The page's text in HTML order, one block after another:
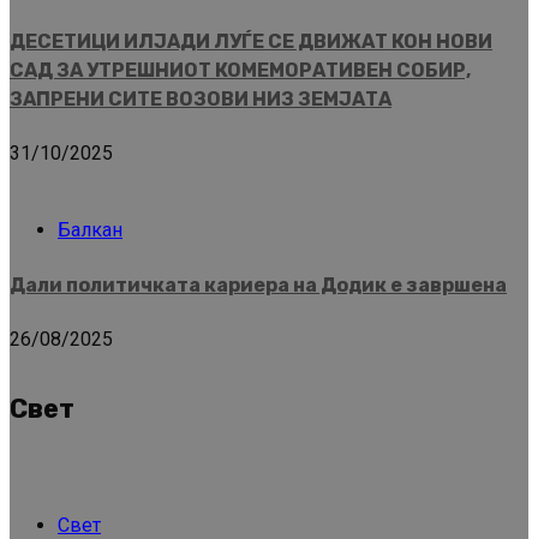
ДЕСЕТИЦИ ИЛЈАДИ ЛУЃЕ СЕ ДВИЖАТ КОН НОВИ
САД ЗА УТРЕШНИОТ КОМЕМОРАТИВЕН СОБИР,
ЗАПРЕНИ СИТЕ ВОЗОВИ НИЗ ЗЕМЈАТА
31/10/2025
Балкан
Дали политичката кариера на Додик е завршена
26/08/2025
Свет
Свет